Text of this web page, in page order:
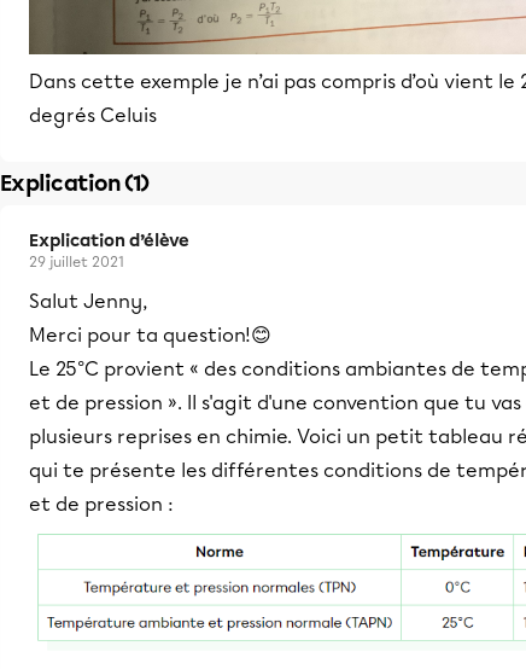
Dans cette exemple je n’ai pas compris d’où vient le
degrés Celuis
Explication (1)
Explication d’élève
29 juillet 2021
Salut Jenny,
Merci pour ta question!😊
Le 25°C provient « des conditions ambiantes de
et de pression ». Il s'agit d'une convention que tu
plusieurs reprises en chimie. Voici un petit tableau
qui te présente les différentes conditions de
et de pression :